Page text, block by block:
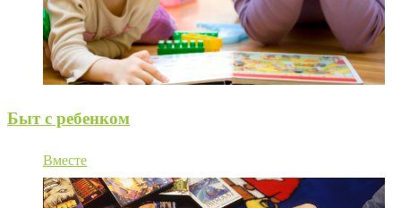
Быт с ребенком
Вместе